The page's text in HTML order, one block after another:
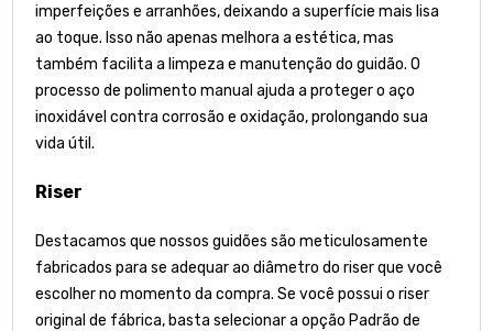
imperfeições e arranhões, deixando a superfície mais lisa
ao toque. Isso não apenas melhora a estética, mas
também facilita a limpeza e manutenção do guidão. O
processo de polimento manual ajuda a proteger o aço
inoxidável contra corrosão e oxidação, prolongando sua
vida útil.
Riser
Destacamos que nossos guidões são meticulosamente
fabricados para se adequar ao diâmetro do riser que você
escolher no momento da compra. Se você possui o riser
original de fábrica, basta selecionar a opção Padrão de